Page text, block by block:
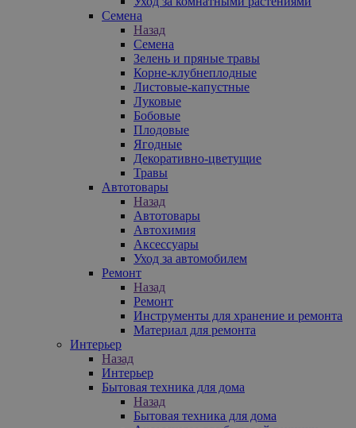
Семена
Назад
Семена
Зелень и пряные травы
Корне-клубнеплодные
Листовые-капустные
Луковые
Бобовые
Плодовые
Ягодные
Декоративно-цветущие
Травы
Автотовары
Назад
Автотовары
Автохимия
Аксессуары
Уход за автомобилем
Ремонт
Назад
Ремонт
Инструменты для хранение и ремонта
Материал для ремонта
Интерьер
Назад
Интерьер
Бытовая техника для дома
Назад
Бытовая техника для дома